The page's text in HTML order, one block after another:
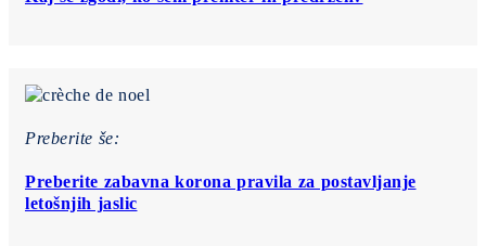
Preberite še:
Preberite zabavna korona pravila za postavljanje
letošnjih jaslic